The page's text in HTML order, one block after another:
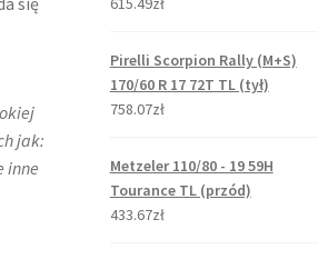
jak:​
inne
Pirelli Scorpion Rally (M+S)
170/60 R 17 72T TL (tył)
758.07zł
Metzeler 110/80 - 19 59H
Tourance TL (przód)
433.67zł